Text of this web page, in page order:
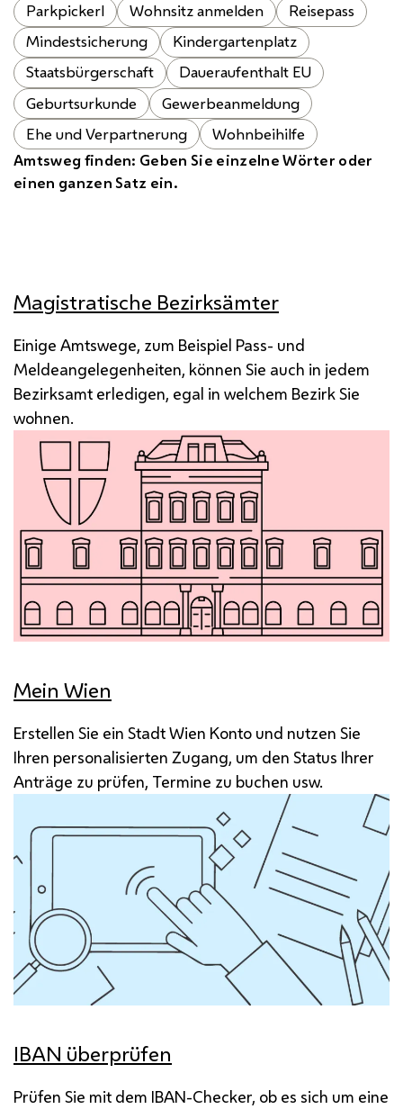
Parkpickerl Wohnsitz anmelden
Reisepass
Mindestsicherung
Kindergartenplatz
Staatsbürgerschaft
Daueraufenthalt EU
Geburtsurkunde
Gewerbeanmeldung
Ehe und Verpartnerung
Wohnbeihilfe
Amtsweg finden: Geben Sie einzelne Wörter oder
einen ganzen Satz ein.
Magistratische Bezirksämter
Einige Amtswege, zum Beispiel Pass- und
Meldeangelegenheiten, können Sie auch in jedem
Bezirksamt erledigen, egal in welchem Bezirk Sie
wohnen.
Mein Wien
Erstellen Sie ein Stadt Wien Konto und nutzen Sie
Ihren personalisierten Zugang, um den Status Ihrer
Anträge zu prüfen, Termine zu buchen usw.
IBAN überprüfen
Prüfen Sie mit dem IBAN-Checker, ob es sich um eine